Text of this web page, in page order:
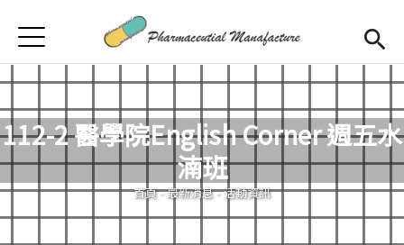
首頁
首頁
最新消息
學程簡介
Open
師資陣容
課程規劃
Jump to Navigation
Jump to Main content
112-2 醫學院English Corner 週五水
湳班
您在這裡
首頁-最新消息-活動資訊